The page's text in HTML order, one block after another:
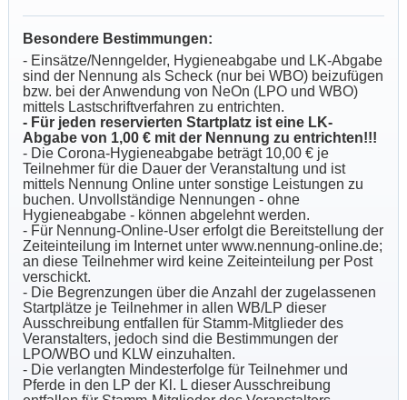
Besondere Bestimmungen:
- Einsätze/Nenngelder, Hygieneabgabe und LK-Abgabe
sind der Nennung als Scheck (nur bei WBO) beizufügen
bzw. bei der Anwendung von NeOn (LPO und WBO)
mittels Lastschriftverfahren zu entrichten.
- Für jeden reservierten Startplatz ist eine LK-
Abgabe von 1,00 € mit der Nennung zu entrichten!!!
- Die Corona-Hygieneabgabe beträgt 10,00 € je
Teilnehmer für die Dauer der Veranstaltung und ist
mittels Nennung Online unter sonstige Leistungen zu
buchen. Unvollständige Nennungen - ohne
Hygieneabgabe - können abgelehnt werden.
- Für Nennung-Online-User erfolgt die Bereitstellung der
Zeiteinteilung im Internet unter www.nennung-online.de;
an diese Teilnehmer wird keine Zeiteinteilung per Post
verschickt.
- Die Begrenzungen über die Anzahl der zugelassenen
Startplätze je Teilnehmer in allen WB/LP dieser
Ausschreibung entfallen für Stamm-Mitglieder des
Veranstalters, jedoch sind die Bestimmungen der
LPO/WBO und KLW einzuhalten.
- Die verlangten Mindesterfolge für Teilnehmer und
Pferde in den LP der Kl. L dieser Ausschreibung